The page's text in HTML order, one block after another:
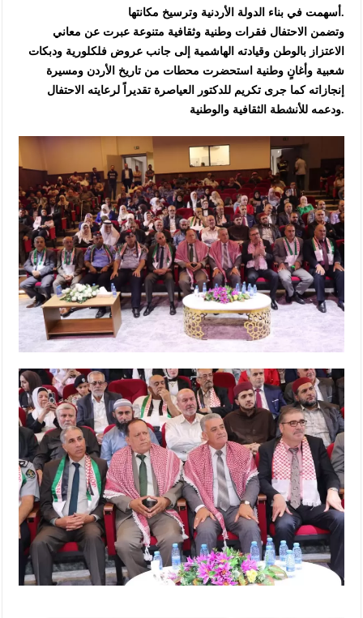
أسهمت في بناء الدولة الأردنية وترسيخ مكانتها.
وتضمن الاحتفال فقرات وطنية وثقافية متنوعة عبرت عن معاني
الاعتزاز بالوطن وقيادته الهاشمية إلى جانب عروض فلكلورية ودبكات
شعبية وأغانٍ وطنية استحضرت محطات من تاريخ الأردن ومسيرة
إنجازاته كما جرى تكريم للدكتور العياصرة تقديراً لرعايته الاحتفال
ودعمه للأنشطة الثقافية والوطنية.